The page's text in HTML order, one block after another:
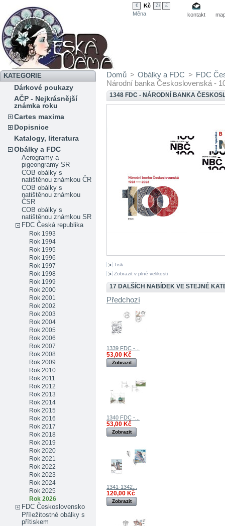
€ Kč Zł £
Měna kontakt
KATEGORIE
Dárkové poukazy
AČP - Nejkrásnější
známka roku
Cartes maxima
Dopisnice
Katalogy, literatura
Obálky a FDC
Aerogramy a
pigeongramy SR
COB obálky s
natištěnou známkou ČR
COB obálky s
natištěnou známkou
ČSR
COB obálky s
natištěnou známkou SR
FDC Česká republika
Rok 1993
Rok 1994
Rok 1995
Rok 1996
Rok 1997
Rok 1998
Rok 1999
Rok 2000
Rok 2001
Rok 2002
Rok 2003
Rok 2004
Rok 2005
Rok 2006
Rok 2007
Rok 2008
Rok 2009
Rok 2010
Rok 2011
Rok 2012
Rok 2013
Rok 2014
Rok 2015
Rok 2016
Rok 2017
Rok 2018
Rok 2019
Rok 2020
Rok 2021
Rok 2022
Rok 2023
Rok 2024
Rok 2025
Rok 2026
FDC Československo
Příležitostné obálky s
přítiskem
Domů > Obálky a FDC > FDC
Národní banka Československá -
1348 FDC - NÁRODNÍ BANKA
Tisk
Zobrazit v plné velikosti
17 DALŠÍCH NABÍDEK VE STEJNÉ
Předchozí
1339 FDC -...
53,00 Kč
Zobrazit
1340 FDC -...
53,00 Kč
Zobrazit
1341-1342...
120,00 Kč
Zobrazit